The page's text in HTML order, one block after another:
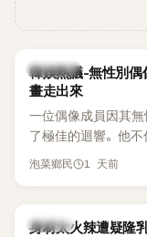
熱議討論
韓娛熱議-無性別偶
畫走出來
一位偶像成員因其
了極佳的迴響。他不
泡菜鄉民 1 天前
K-POP
身材太火辣遭疑隆